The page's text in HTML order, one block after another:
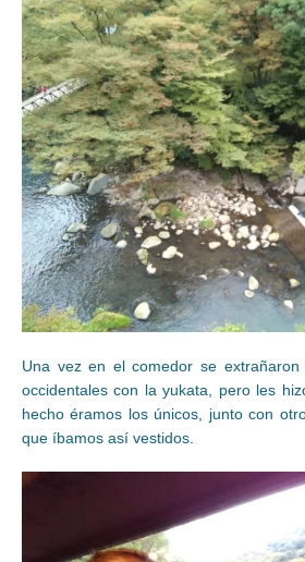
Una vez en el comedor se
occidentales con la yukata, pero les
hecho éramos los únicos, junto con
que íbamos así vestidos.